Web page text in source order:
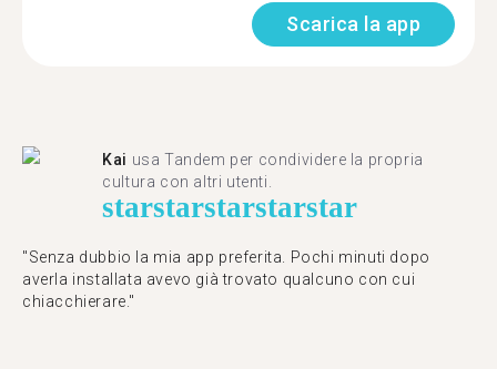
Scarica la app
Kai usa Tandem per condividere la propria
cultura con altri utenti.
starstarstarstarstar
"Senza dubbio la mia app preferita. Pochi minuti dopo
averla installata avevo già trovato qualcuno con cui
chiacchierare."